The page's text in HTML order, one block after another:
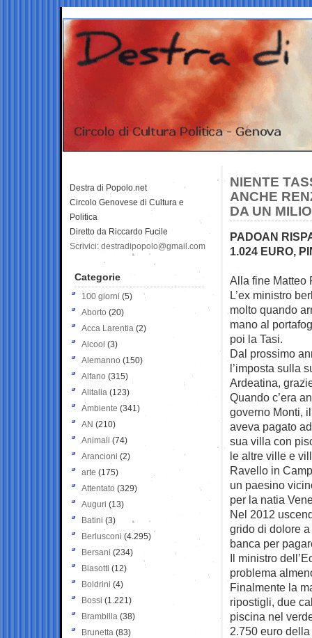
NIENTE
ANCHE
DA UN
PADOAN
1.024 EURO,
Alla fine Matteo
L’ex ministro
molto quando
mano al
poi la Tasi.
Dal prossimo
l’imposta sulla
Ardeatina,
Quando c’era
governo Monti,
aveva pagato
sua villa con
le altre ville e
Ravello in
un paesino
per la natia
Nel 2012
grido di dolore
banca per
Il ministro
problema
Finalmente la
ripostigli, due
piscina nel
2.750 euro
Destra di Popolo.net
Circolo Genovese di Cultura e
Politica
Diretto da Riccardo Fucile
Scrivici: destradipopolo@gmail.com
Categorie
100 giorni (5)
Aborto (20)
Acca Larentia (2)
Alcool (3)
Alemanno (150)
Alfano (315)
Alitalia (123)
Ambiente (341)
AN (210)
Animali (74)
Arancioni (2)
arte (175)
Attentato (329)
Auguri (13)
Batini (3)
Berlusconi (4.295)
Bersani (234)
Biasotti (12)
Boldrini (4)
Bossi (1.221)
Brambilla (38)
Brunetta (83)